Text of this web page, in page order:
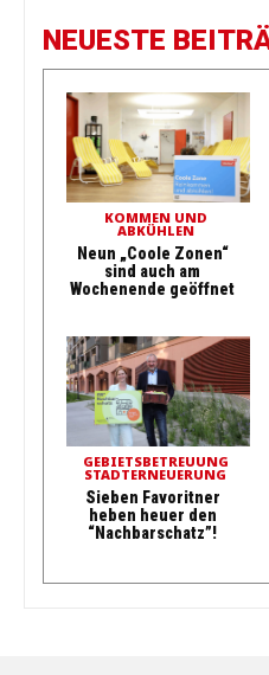
NEUESTE
KOMMEN UND
ABKÜHLEN
Neun „Coole Zonen“
sind auch am
Wochenende geöffnet
GEBIETSBETREUUNG
STADTERNEUERUNG
Sieben Favoritner
heben heuer den
“Nachbarschatz”!